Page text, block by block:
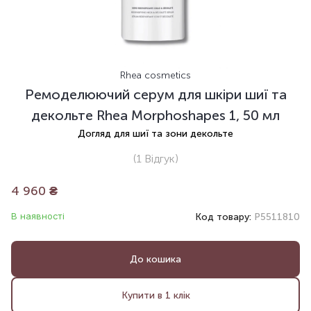
Rhea cosmetics
Ремоделюючий серум для шкіри шиї та
декольте Rhea Morphoshapes 1, 50 мл
Догляд для шиї та зони декольте
(1Відгук)
4 960 ₴
В наявності Код товару: P5511810
До кошика
Купити в 1 клік